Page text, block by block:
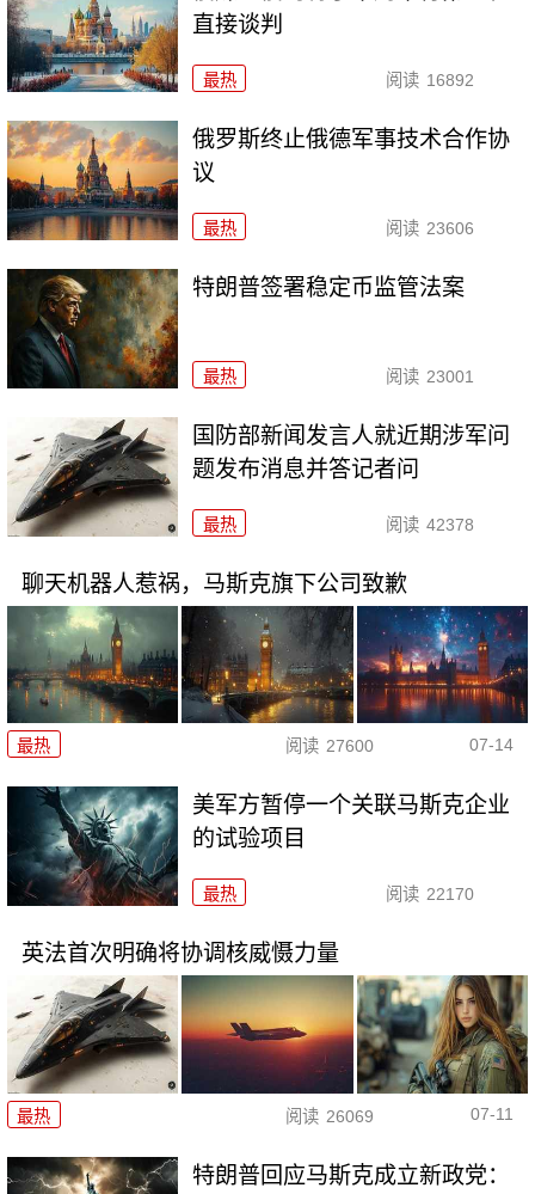
直接谈判
最热 阅读 16892
俄罗斯终止俄德军事技术合作协
议
最热 阅读 23606
特朗普签署稳定币监管法案
最热 阅读 23001
国防部新闻发言人就近期涉军问
题发布消息并答记者问
最热 阅读 42378
聊天机器人惹祸，马斯克旗下公司致歉
最热 阅读 27600 07-14
美军方暂停一个关联马斯克企业
的试验项目
最热 阅读 22170
英法首次明确将协调核威慑力量
最热 阅读 26069 07-11
特朗普回应马斯克成立新政党：